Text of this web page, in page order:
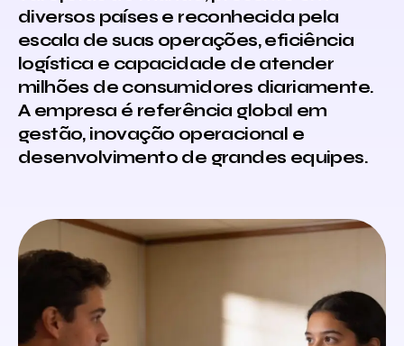
diversos países e reconhecida pela
escala de suas operações, eficiência
logística e capacidade de atender
milhões de consumidores diariamente.
A empresa é referência global em
gestão, inovação operacional e
desenvolvimento de grandes equipes.